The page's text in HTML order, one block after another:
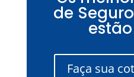
de
Faça sua